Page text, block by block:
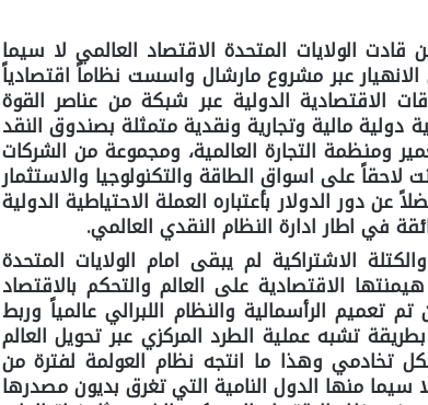
الولايات المتحدة الاقتصاد العالمي لا سيما
عبر مشروع مارشال واسست نظاماً اقتصادياً
الاقتصادية الدولية عبر شبكة من عناصر القوة
مالية وتجارية ونقدية متمثلة بصندوق النقد
ومنظمة التجارة العالمية، ومجموعة من الشركات
لاحقاً على اسواق الطاقة والتكنولوجيا والاستثمار
دور الدولار بأعتباره العملة الاحتياطية الدولية
في اطار ادارة النظام النقدي العالمي.
الاشتراكية لم يبقى امام الولايات المتحدة
الاقتصادية على العالم والتحكم بالاقتصاد
تعميم الرأسمالية والنظام اللبرالي عالمياً وربط
تشبه عملية الطرد المركزي عبر تحويل العالم
تخادمي وهذا ما انتجه نظام العولمة لفترة من
سيما منها الدول النامية التي تغرق بديون مصدرها